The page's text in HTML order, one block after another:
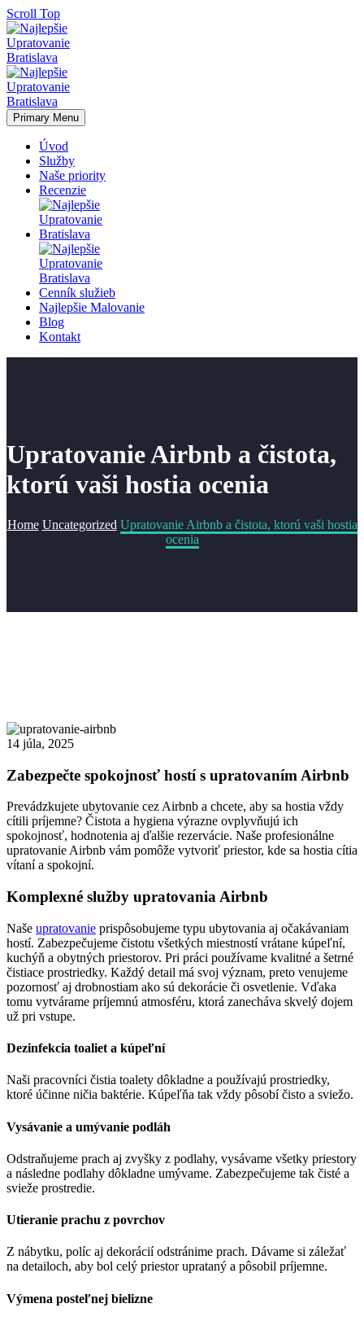
Scroll Top
Primary Menu
Úvod
Služby
Naše priority
Recenzie
Cenník služieb
Najlepšie Malovanie
Blog
Kontakt
Upratovanie Airbnb a čistota,
ktorú vaši hostia ocenia
Home Uncategorized Upratovanie Airbnb a čistota, ktorú vaši hostia
ocenia
14 júla, 2025
Zabezpečte spokojnosť hostí s upratovaním Airbnb
Prevádzkujete ubytovanie cez Airbnb a chcete, aby sa hostia vždy
cítili príjemne? Čistota a hygiena výrazne ovplyvňujú ich
spokojnosť, hodnotenia aj ďalšie rezervácie. Naše profesionálne
upratovanie Airbnb vám pomôže vytvoriť priestor, kde sa hostia cítia
vítaní a spokojní.
Komplexné služby upratovania Airbnb
Naše upratovanie prispôsobujeme typu ubytovania aj očakávaniam
hostí. Zabezpečujeme čistotu všetkých miestností vrátane kúpeľní,
kuchýň a obytných priestorov. Pri práci používame kvalitné a šetrné
čistiace prostriedky. Každý detail má svoj význam, preto venujeme
pozornosť aj drobnostiam ako sú dekorácie či osvetlenie. Vďaka
tomu vytvárame príjemnú atmosféru, ktorá zanecháva skvelý dojem
už pri vstupe.
Dezinfekcia toaliet a kúpeľní
Naši pracovníci čistia toalety dôkladne a používajú prostriedky,
ktoré účinne ničia baktérie. Kúpeľňa tak vždy pôsobí čisto a sviežo.
Vysávanie a umývanie podláh
Odstraňujeme prach aj zvyšky z podlahy, vysávame všetky priestory
a následne podlahy dôkladne umývame. Zabezpečujeme tak čisté a
svieže prostredie.
Utieranie prachu z povrchov
Z nábytku, políc aj dekorácií odstránime prach. Dávame si záležať
na detailoch, aby bol celý priestor uprataný a pôsobil príjemne.
Výmena posteľnej bielizne